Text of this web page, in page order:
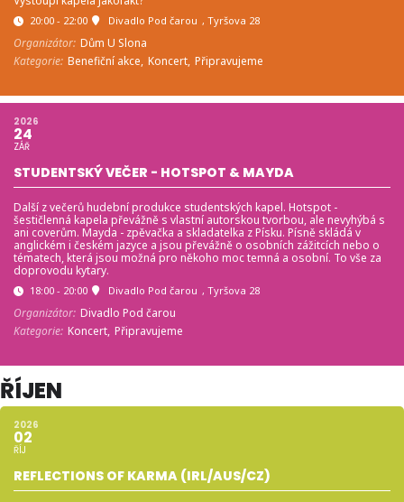
20:00 - 22:00 Divadlo Pod čarou , Tyršova 28
Organizátor: Dům U Slona
Kategorie: Benefiční akce, Koncert, Připravujeme
2026
24
ZÁŘ
STUDENTSKÝ VEČER - HOTSPOT & MAYDA
Další z večerů hudební produkce studentských kapel. Hotspot -
šestičlenná kapela převážně s vlastní autorskou tvorbou, ale nevyhýbá s
ani coverům. Mayda - zpěvačka a skladatelka z Písku. Písně skládá v
anglickém i českém jazyce a jsou převážně o osobních zážitcích nebo o
tématech, která jsou možná pro někoho moc temná a osobní. To vše za
doprovodu kytary.
18:00 - 20:00 Divadlo Pod čarou , Tyršova 28
Organizátor: Divadlo Pod čarou
Kategorie: Koncert, Připravujeme
ŘÍJEN
2026
02
ŘÍJ
REFLECTIONS OF KARMA (IRL/AUS/CZ)